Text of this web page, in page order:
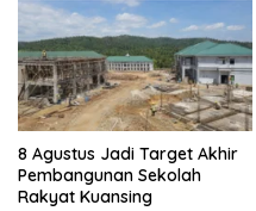
8 Agustus Jadi Target Akhir
Pembangunan Sekolah
Rakyat Kuansing